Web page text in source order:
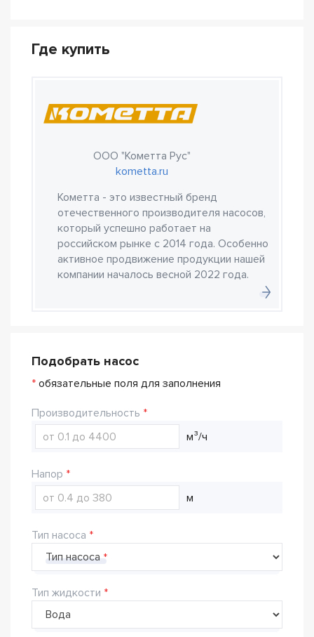
Где купить
ООО "Кометта Рус"
kometta.ru
Кометта - это известный бренд
отечественного производителя насосов,
который успешно работает на
российском рынке с 2014 года. Особенно
активное продвижение продукции нашей
компании началось весной 2022 года.
Подобрать насос
* обязательные поля для заполнения
Производительность
м³/ч
Напор
м
Тип насоса
Тип насоса
Тип жидкости